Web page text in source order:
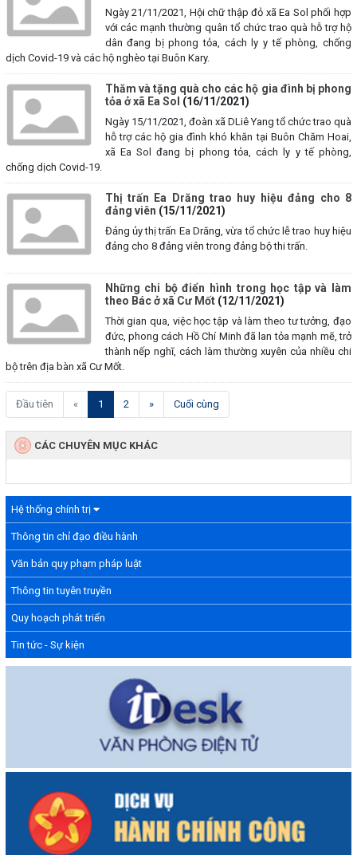
Hệ thống chính trị
Thông tin chỉ đạo điều hành
Văn bản quy phạm pháp luật
Thông tin tuyên truyền
Quy hoạch phát triển
Tin tức - Sự kiện
Ngày 21/11/2021, Hội chữ thập đỏ xã Ea Sol phối hợp
với các mạnh thường quân tổ chức trao quà hỗ trợ hộ
dân đang bị phong tỏa, cách ly y tế phòng, chống
dịch Covid-19 và các hộ nghèo tại Buôn Kary.
Thăm và tặng quà cho các hộ gia đình bị phong
tỏa ở xã Ea Sol (16/11/2021)
Ngày 15/11/2021, đoàn xã DLiê Yang tổ chức trao quà
hỗ trợ các hộ gia đình khó khăn tại Buôn Chăm Hoai,
xã Ea Sol đang bị phong tỏa, cách ly y tế phòng,
chống dịch Covid-19.
Thị trấn Ea Drăng trao huy hiệu đảng cho 8
đảng viên (15/11/2021)
Đảng ủy thị trấn Ea Drăng, vừa tổ chức lễ trao huy hiệu
đảng cho 8 đảng viên trong đảng bộ thi trấn.
Những chi bộ điển hình trong học tập và làm
theo Bác ở xã Cư Mốt (12/11/2021)
Thời gian qua, việc học tập và làm theo tư tưởng, đạo
đức, phong cách Hồ Chí Minh đã lan tỏa mạnh mẽ, trở
thành nếp nghĩ, cách làm thường xuyên của nhiều chi
bộ trên địa bàn xã Cư Mốt.
Đầu tiên « 1 (current)
2 » Cuối cùng
CÁC CHUYÊN MỤC KHÁC